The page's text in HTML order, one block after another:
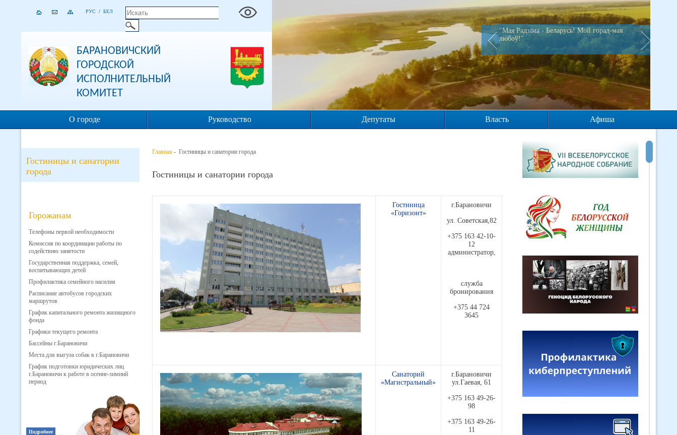
РУС / БЕЛ
БАРАНОВИЧСКИЙ
ГОРОДСКОЙ
ИСПОЛНИТЕЛЬНЫЙ
КОМИТЕТ
"Мая Радзiма - Беларусь! Мой горад-мая
любоў!"
О городе Руководство Депутаты Власть Афиша
Гостиницы и санатории
города
Горожанам
Телефоны первой необходимости
Комиссия по координации работы по
содействию занятости
Государственная поддержка, семей,
воспитывающих детей
Профилактика семейного насилия
Расписание автобусов городских
маршрутов
График капитального ремонта жилищного
фонда
Графики текущего ремонта
Бассейны г.Барановичи
Места для выгула собак в г.Барановичи
График подготовки юридических лиц
г.Барановичи к работе в осенне-зимний
период
Подробнее
Главная - Гостиницы и санатории города
Гостиницы и санатории города
Гостиница
«Горизонт»
г.Барановичи
ул. Советская,82
+375 163 42-10-
12
администратор,
служба
бронирования
+375 44 724
3645
Санаторий
«Магистральный»
г.Барановичи
ул.Гаевая, 61
+375 163 49-26-
98
+375 163 49-26-
11